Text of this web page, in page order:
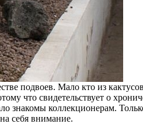
подвоев. Мало кто из
что свидетельствует о
коллекционерам.
себя внимание.